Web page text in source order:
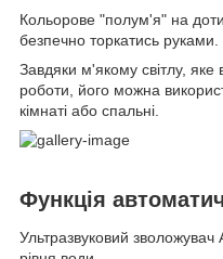
Кольорове "полум'я" на
безпечно торкатись руками.
Завдяки м'якому світлу,
роботи, його можна
кімнаті або спальні.
Функція
Ультразвуковий